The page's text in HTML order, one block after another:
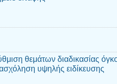
θεμάτων διαδικασίας
υψηλής ειδίκευσης